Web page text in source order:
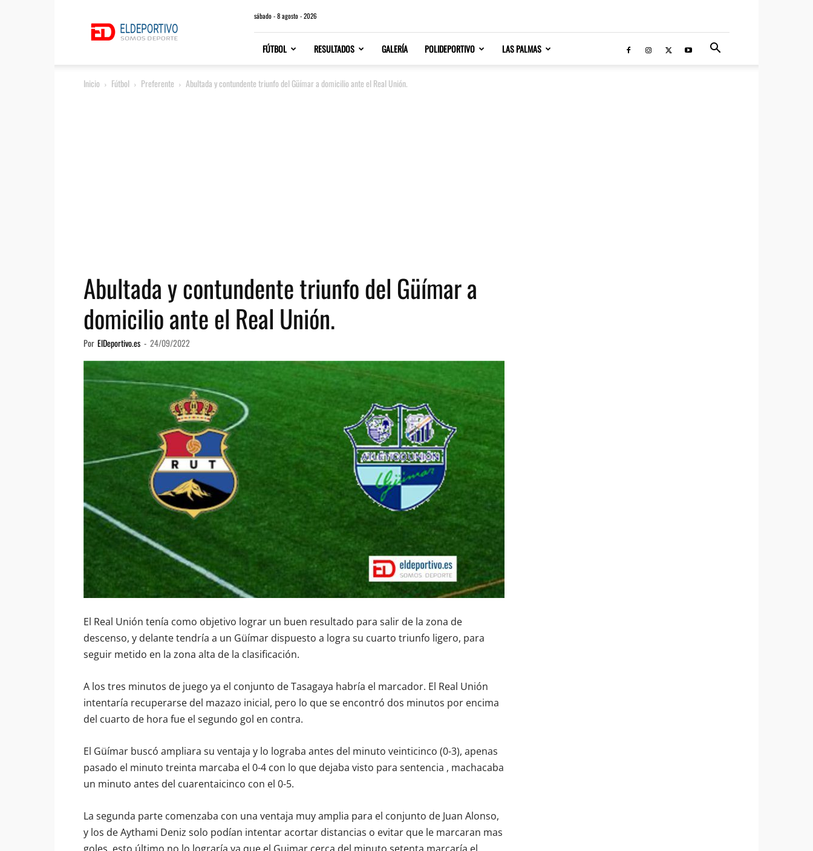
sábado - 8 agosto - 2026
FÚTBOL RESULTADOS GALERÍA POLIDEPORTIVO LAS PALMAS
Inicio Fútbol Preferente Abultada y contundente triunfo del Güímar a domicilio ante el Real Unión.
Abultada y contundente triunfo del Güímar a
domicilio ante el Real Unión.
Por ElDeportivo.es - 24/09/2022
El Real Unión tenía como objetivo lograr un buen resultado para salir de la zona de
descenso, y delante tendría a un Güímar dispuesto a logra su cuarto triunfo ligero, para
seguir metido en la zona alta de la clasificación.
A los tres minutos de juego ya el conjunto de Tasagaya habría el marcador. El Real Unión
intentaría recuperarse del mazazo inicial, pero lo que se encontró dos minutos por encima
del cuarto de hora fue el segundo gol en contra.
El Güímar buscó ampliara su ventaja y lo lograba antes del minuto veinticinco (0-3), apenas
pasado el minuto treinta marcaba el 0-4 con lo que dejaba visto para sentencia , machacaba
un minuto antes del cuarentaicinco con el 0-5.
La segunda parte comenzaba con una ventaja muy amplia para el conjunto de Juan Alonso,
y los de Aythami Deniz solo podían intentar acortar distancias o evitar que le marcaran mas